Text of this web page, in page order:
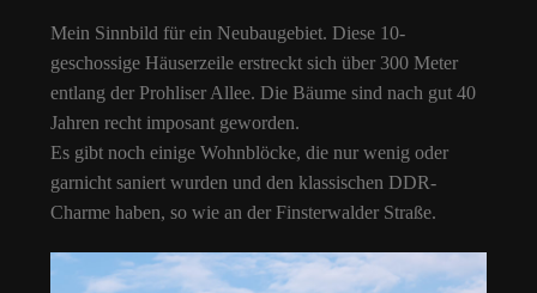
Mein Sinnbild für ein Neubaugebiet. Diese 10-
geschossige Häuserzeile erstreckt sich über 300 Meter
entlang der Prohliser Allee. Die Bäume sind nach gut 40
Jahren recht imposant geworden.
Es gibt noch einige Wohnblöcke, die nur wenig oder
garnicht saniert wurden und den klassischen DDR-
Charme haben, so wie an der Finsterwalder Straße.